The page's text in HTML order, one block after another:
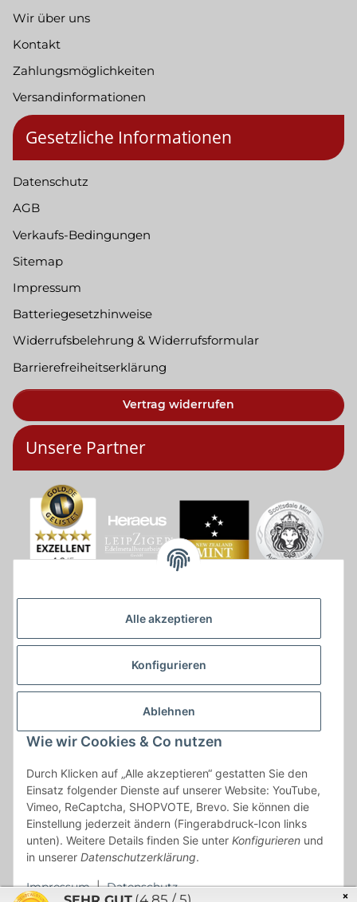
Alle akzeptieren
Konfigurieren
Ablehnen
Wie wir Cookies & Co nutzen
Durch Klicken auf „Alle akzeptieren“ gestatten Sie den
Einsatz folgender Dienste auf unserer Website: YouTube,
Vimeo, ReCaptcha, SHOPVOTE, Brevo. Sie können die
Einstellung jederzeit ändern (Fingerabdruck-Icon links
unten). Weitere Details finden Sie unter Konfigurieren und
in unserer Datenschutzerklärung.
Impressum | Datenschutz
Wir über uns
Kontakt
Zahlungsmöglichkeiten
Versandinformationen
Gesetzliche Informationen
Datenschutz
AGB
Verkaufs-Bedingungen
Sitemap
Impressum
Batteriegesetzhinweise
Widerrufsbelehrung & Widerrufsformular
Barrierefreiheitserklärung
Vertrag widerrufen
Unsere Partner
* * Lieferzeiten gelten ab Zahlungseingang und innerhalb
Deutschland.Irrtümer vorbehalten. Angaben zur
Auflagenhöhe, Durchmesser, etc. werden nicht garantiert. Der
Kaufvertrag bleibt davon unbetroffen. Alle angegebenen Preise
sind incl. der gesetzlichen UST und, zzgl.Versand| Das Angebot
"kostenlose Lieferung" bezieht sich aussließlich auf den
×